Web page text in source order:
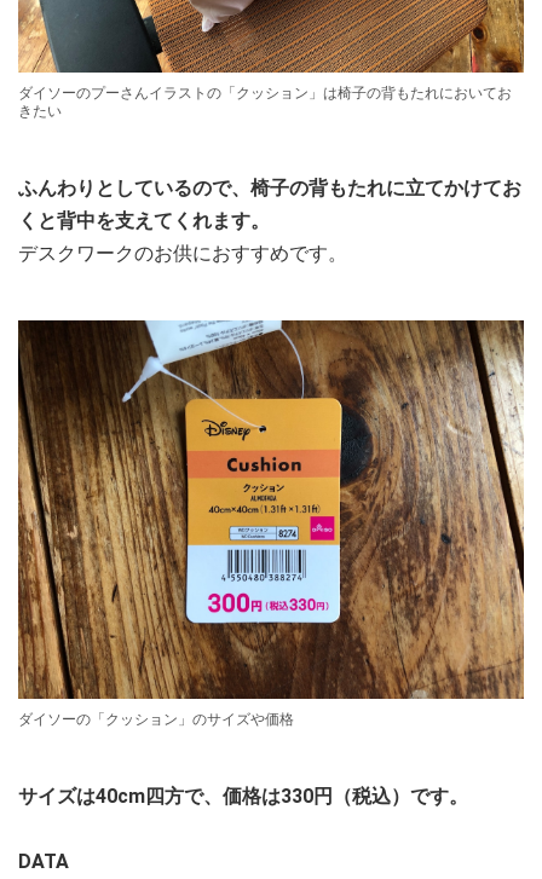
ダイソーのプーさんイラストの「クッション」は椅子の背もたれにおいてお
きたい
ふんわりとしているので、椅子の背もたれに立てかけてお
くと背中を支えてくれます。
デスクワークのお供におすすめです。
ダイソーの「クッション」のサイズや価格
サイズは40cm四方で、価格は330円（税込）です。
DATA